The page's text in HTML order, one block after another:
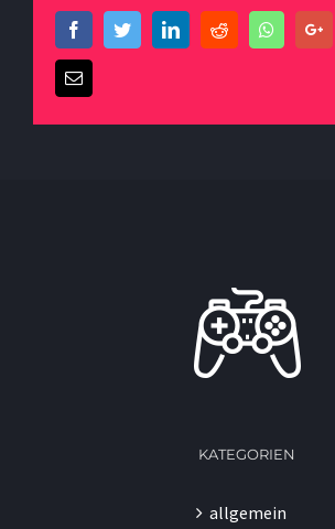
FacebookTwitterLinkedInReddit Whatsapp
Email
KATEGORIEN
allgemein